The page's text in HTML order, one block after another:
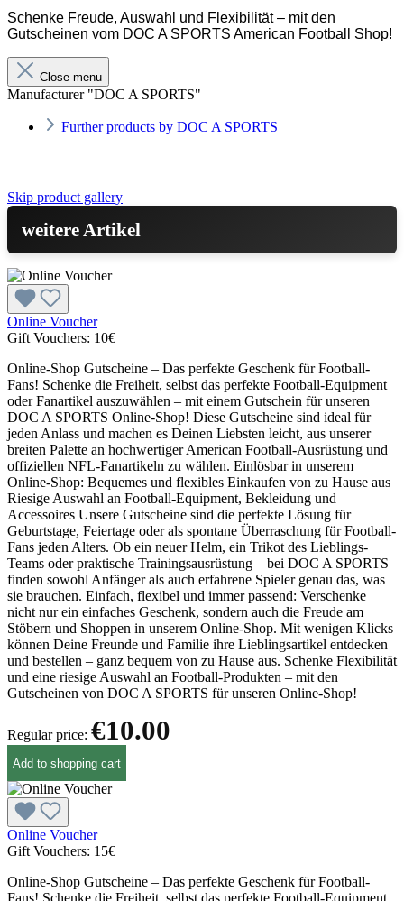
Schenke Freude, Auswahl und Flexibilität – mit den
Gutscheinen vom DOC A SPORTS American Football Shop!
Close menu
Manufacturer "DOC A SPORTS"
Further products by DOC A SPORTS
Skip product gallery
weitere Artikel
Online Voucher
Gift Vouchers: 10€
Online-Shop Gutscheine – Das perfekte Geschenk für Football-
Fans! Schenke die Freiheit, selbst das perfekte Football-Equipment
oder Fanartikel auszuwählen – mit einem Gutschein für unseren
DOC A SPORTS Online-Shop! Diese Gutscheine sind ideal für
jeden Anlass und machen es Deinen Liebsten leicht, aus unserer
breiten Palette an hochwertiger American Football-Ausrüstung und
offiziellen NFL-Fanartikeln zu wählen. Einlösbar in unserem
Online-Shop: Bequemes und flexibles Einkaufen von zu Hause aus
Riesige Auswahl an Football-Equipment, Bekleidung und
Accessoires Unsere Gutscheine sind die perfekte Lösung für
Geburtstage, Feiertage oder als spontane Überraschung für Football-
Fans jeden Alters. Ob ein neuer Helm, ein Trikot des Lieblings-
Teams oder praktische Trainingsausrüstung – bei DOC A SPORTS
finden sowohl Anfänger als auch erfahrene Spieler genau das, was
sie brauchen. Einfach, flexibel und immer passend: Verschenke
nicht nur ein einfaches Geschenk, sondern auch die Freude am
Stöbern und Shoppen in unserem Online-Shop. Mit wenigen Klicks
können Deine Freunde und Familie ihre Lieblingsartikel entdecken
und bestellen – ganz bequem von zu Hause aus. Schenke Flexibilität
und eine riesige Auswahl an Football-Produkten – mit den
Gutscheinen von DOC A SPORTS für unseren Online-Shop!
Regular price: €10.00
Add to shopping cart
Online Voucher
Gift Vouchers: 15€
Online-Shop Gutscheine – Das perfekte Geschenk für Football-